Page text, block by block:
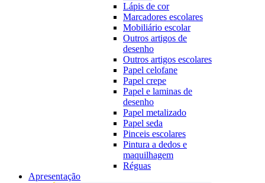
Lápis de cor
Marcadores escolares
Mobiliário escolar
Outros artigos de
desenho
Outros artigos escolares
Papel celofane
Papel crepe
Papel e laminas de
desenho
Papel metalizado
Papel seda
Pinceis escolares
Pintura a dedos e
maquilhagem
Réguas
Apresentação